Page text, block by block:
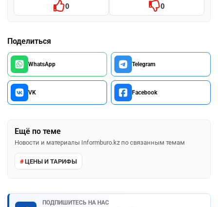
0 0
Поделиться
WhatsApp Telegram
VK Facebook
Ещё по теме
Новости и материалы Informburo.kz по связанным темам
ЦЕНЫ И ТАРИФЫ
ПОДПИШИТЕСЬ НА НАС